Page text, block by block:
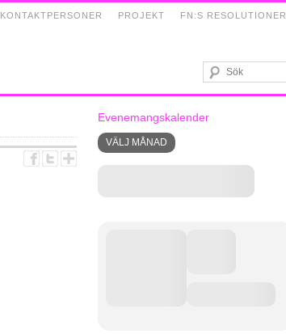
FN:S RESOLUTIONER
PROJEKT
KONTAKTPERSONER
Evenemangskalender
VÄLJ MÅNAD